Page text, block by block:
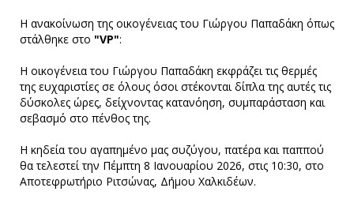
Η ανακοίνωση της οικογένειας του Γιώργου Παπαδάκη όπως
στάλθηκε στο "VP":
Η οικογένεια του Γιώργου Παπαδάκη εκφράζει τις θερμές
της ευχαριστίες σε όλους όσοι στέκονται δίπλα της αυτές τις
δύσκολες ώρες, δείχνοντας κατανόηση, συμπαράσταση και
σεβασμό στο πένθος της.
Η κηδεία του αγαπημένο μας συζύγου, πατέρα και παππού
θα τελεστεί την Πέμπτη 8 Ιανουαρίου 2026, στις 10:30, στο
Αποτεφρωτήριο Ριτσώνας, Δήμου Χαλκιδέων.